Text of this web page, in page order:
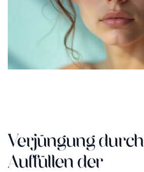
Verjüngung durch
Auffüllen der